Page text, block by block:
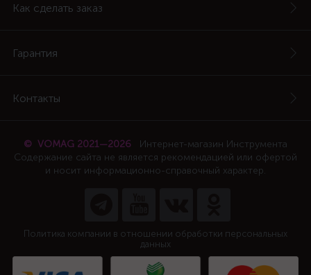
Как сделать заказ
Гарантия
Контакты
© VOMAG 2021—2026
Интернет-магазин Инструмента
Содержание сайта не является рекомендацией или офертой
и носит информационно-справочный характер.
Политика компании в отношении обработки персональных
данных